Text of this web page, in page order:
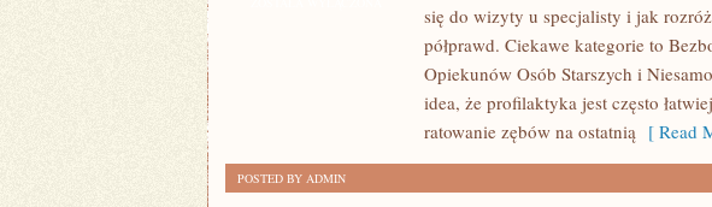
ZARZĄDZANIE
się do wizyty u specjalisty i jak
półprawd. Ciekawe kategorie to
Opiekunów Osób Starszych i
idea, że profilaktyka jest często
ratowanie zębów na ostatnią [ Read
POSTED BY ADMIN